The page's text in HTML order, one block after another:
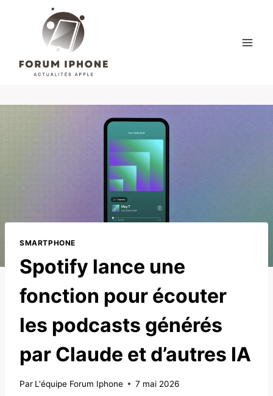
SMARTPHONE
Spotify lance une
fonction pour écouter
les podcasts générés
par Claude et d’autres IA
Par L'équipe Forum Iphone 7 mai 2026